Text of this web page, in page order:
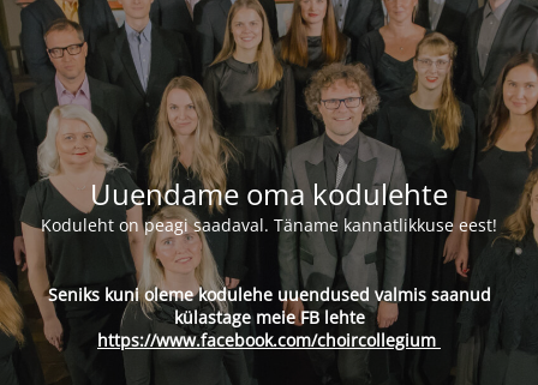
Uuendame oma kodulehte
Koduleht on peagi saadaval. Täname kannatlikkuse eest!
Seniks kuni oleme kodulehe uuendused valmis saanud
külastage meie FB lehte
https://www.facebook.com/choircollegium